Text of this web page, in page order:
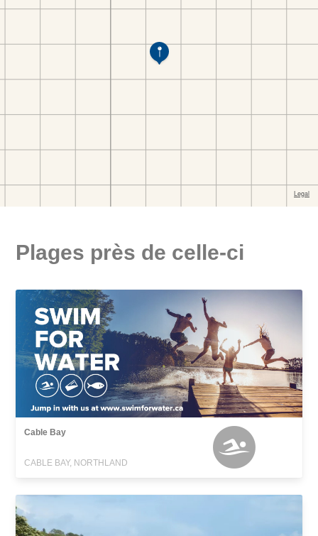
Plages près de celle-ci
Cable Bay
CABLE BAY, NORTHLAND